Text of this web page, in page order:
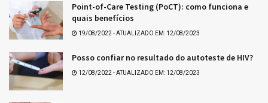
Tags: Últimos resultados da Lotomania